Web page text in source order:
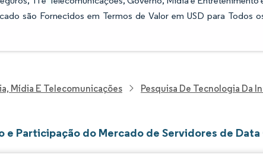
são Fornecidos em Termos de Valor em USD para Todos
Mídia E Telecomunicações Pesquisa De Tecnologia Da
e Participação do Mercado de Servidores de